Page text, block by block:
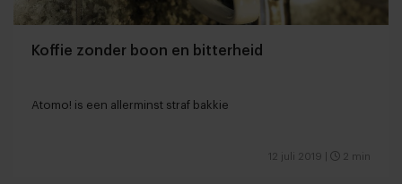
Koffie zonder boon en bitterheid
Atomo! is een allerminst straf bakkie
12 juli 2019 2 min